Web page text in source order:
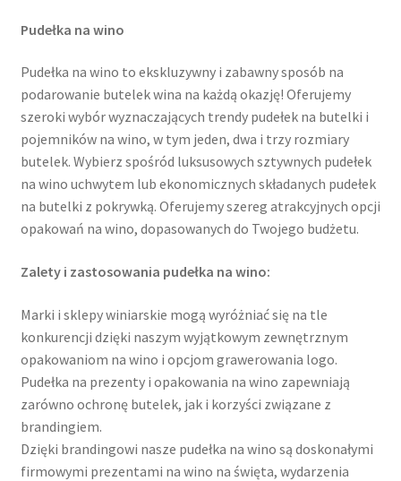
Pudełka na wino
Pudełka na wino to ekskluzywny i zabawny sposób na
podarowanie butelek wina na każdą okazję! Oferujemy
szeroki wybór wyznaczających trendy pudełek na butelki i
pojemników na wino, w tym jeden, dwa i trzy rozmiary
butelek. Wybierz spośród luksusowych sztywnych pudełek
na wino uchwytem lub ekonomicznych składanych pudełek
na butelki z pokrywką. Oferujemy szereg atrakcyjnych opcji
opakowań na wino, dopasowanych do Twojego budżetu.
Zalety i zastosowania pudełka na wino:
Marki i sklepy winiarskie mogą wyróżniać się na tle
konkurencji dzięki naszym wyjątkowym zewnętrznym
opakowaniom na wino i opcjom grawerowania logo.
Pudełka na prezenty i opakowania na wino zapewniają
zarówno ochronę butelek, jak i korzyści związane z
brandingiem.
Dzięki brandingowi nasze pudełka na wino są doskonałymi
firmowymi prezentami na wino na święta, wydarzenia